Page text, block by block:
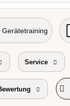
Gerätetraining
Service